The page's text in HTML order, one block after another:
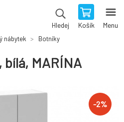
Hledej Košík Menu
nábytek Botníky
MARÍNA
-2%